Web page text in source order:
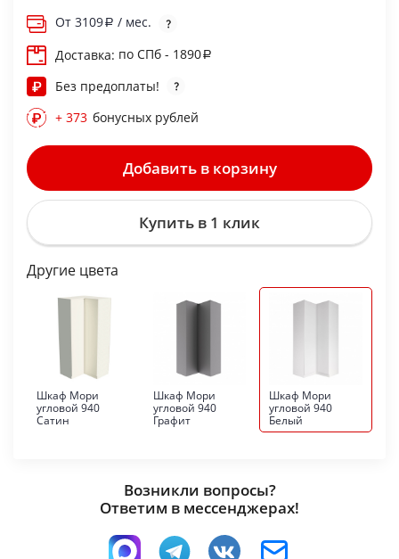
От 3109
/ мес.
Доставка: по СПб - 1890
Без предоплаты!
+ 373 бонусных рублей
Добавить в корзину
Купить в 1 клик
Другие цвета
Шкаф Мори
угловой 940
Сатин
Шкаф Мори
угловой 940
Графит
Шкаф Мори
угловой 940
Белый
Возникли вопросы?
Ответим в мессенджерах!